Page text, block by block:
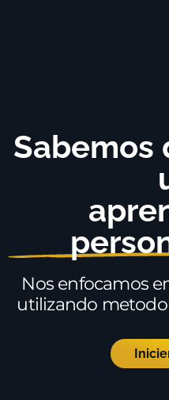
Sabemos
Nos enfocamos
utilizando